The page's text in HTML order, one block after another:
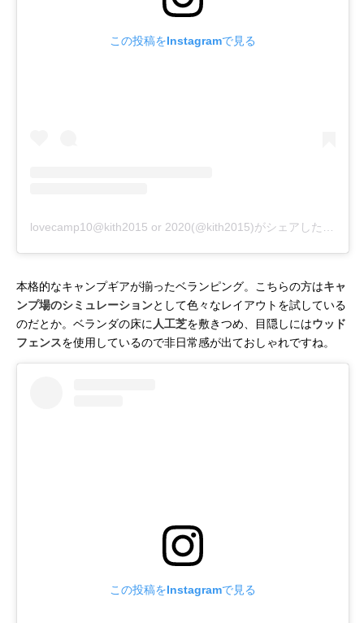
この投稿をInstagramで見る
本格的なキャンプギアが揃ったベランピング。こちらの方はキャ
ンプ場のシミュレーションとして色々なレイアウトを試している
のだとか。ベランダの床に 人工芝を敷きつめ、目隠しにはウッド
フェンスを使用しているので非日常感が出ておしゃれですね。
この投稿をInstagramで見る